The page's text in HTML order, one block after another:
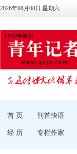
2026年08月08日 星期六
首 页 刊首快语
经 历 专栏作家